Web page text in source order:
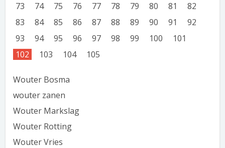
73
74 75 76 77 78 79 80 81
82
83
84 85 86 87 88 89 90 91
92
93
94 95 96 97 98 99 100
101
102
103 104 105
Wouter Bosma
wouter zanen
Wouter Markslag
Wouter Rotting
Wouter Vries